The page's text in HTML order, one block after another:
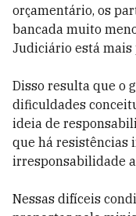
orçamentário, os
bancada muito
Judiciário está mais
Disso resulta que o
dificuldades
ideia de
que há resistências
irresponsabilidade
Nessas difíceis